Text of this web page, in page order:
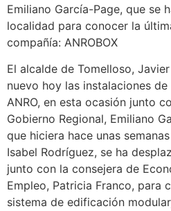
Emiliano García-Page, que se
localidad para conocer la
compañía: ANROBOX
El alcalde de Tomelloso,
nuevo hoy las instalaciones
ANRO, en esta ocasión junto
Gobierno Regional, Emiliano
que hiciera hace unas
Isabel Rodríguez, se ha
junto con la consejera de
Empleo, Patricia Franco, para
sistema de edificación